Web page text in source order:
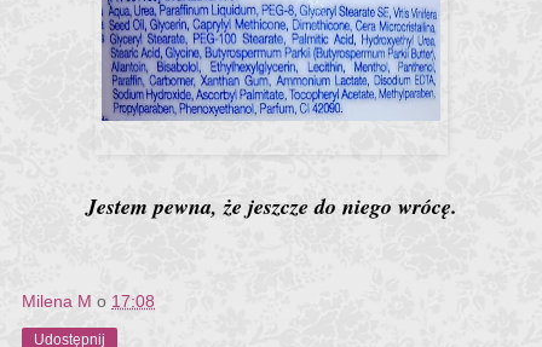
Jestem pewna, że jeszcze do niego wrócę.
Milena M o 17:08
Udostępnij